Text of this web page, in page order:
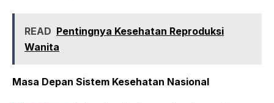
READ Pentingnya Kesehatan Reproduksi
Wanita
Masa Depan Sistem Kesehatan Nasional